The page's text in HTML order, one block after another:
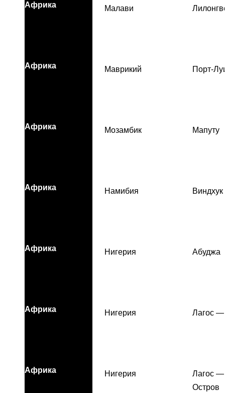
Африка Малави
Африка Маврикий Порт-
Африка Мозамбик Мапуту
Африка Намибия Виндхук
Африка Нигерия Абуджа
Африка Нигерия Лагос —
Африка Нигерия
Лагос —
Остров